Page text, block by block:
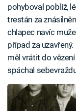
pohyboval poblíž,
trestán za
chlapec navíc
případ za
měl vrátit do
spáchal